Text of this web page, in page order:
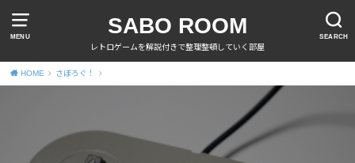
MENU SEARCH
SABO ROOM
レトロゲームを解説付きで整理整頓していく部屋
HOME さぼろぐ！